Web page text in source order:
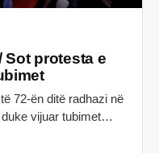
Sot protesta e
72-ën ditë radhazi në
vijuar tubimet…